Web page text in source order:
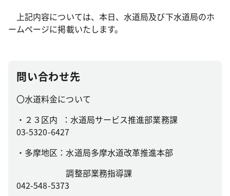
上記内容については、本日、水道局及び下水道局のホ
ームページに掲載いたします。
問い合わせ先
〇水道料金について
・２３区内 ：水道局サービス推進部業務課
03-5320-6427
・多摩地区：水道局多摩水道改革推進本部
調整部業務指導課
042-548-5373